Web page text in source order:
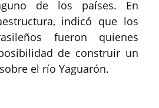
de los países. En
indicó que los
fueron quienes
de construir un
el río Yaguarón.